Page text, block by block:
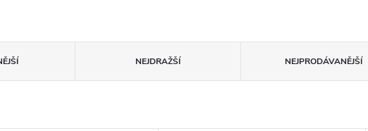
NEJDRAŽŠÍ NEJPRODÁVANĚJŠÍ